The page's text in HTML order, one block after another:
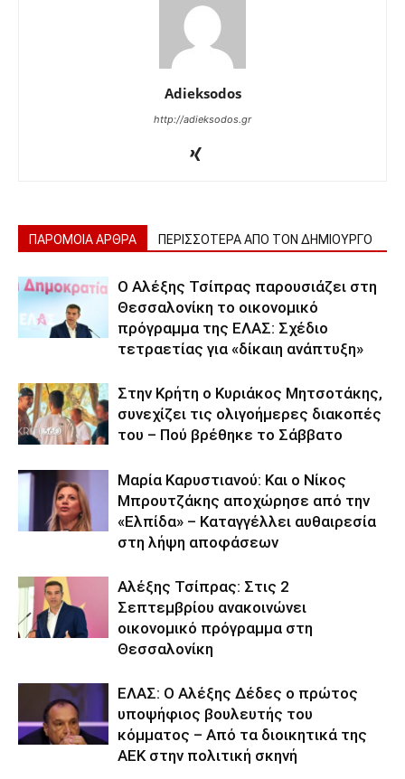
Adieksodos
http://adieksodos.gr
ΠΑΡΟΜΟΙΑ ΑΡΘΡΑ ΠΕΡΙΣΣΟΤΕΡΑ ΑΠΟ ΤΟΝ ΔΗΜΙΟΥΡΓΟ
Ο Αλέξης Τσίπρας παρουσιάζει στη
Θεσσαλονίκη το οικονομικό
πρόγραμμα της ΕΛΑΣ: Σχέδιο
τετραετίας για «δίκαιη ανάπτυξη»
Στην Κρήτη ο Κυριάκος Μητσοτάκης,
συνεχίζει τις ολιγοήμερες διακοπές
του – Πού βρέθηκε το Σάββατο
Μαρία Καρυστιανού: Και ο Νίκος
Μπρουτζάκης αποχώρησε από την
«Ελπίδα» – Καταγγέλλει αυθαιρεσία
στη λήψη αποφάσεων
Αλέξης Τσίπρας: Στις 2
Σεπτεμβρίου ανακοινώνει
οικονομικό πρόγραμμα στη
Θεσσαλονίκη
ΕΛΑΣ: Ο Αλέξης Δέδες ο πρώτος
υποψήφιος βουλευτής του
κόμματος – Από τα διοικητικά της
ΑΕΚ στην πολιτική σκηνή